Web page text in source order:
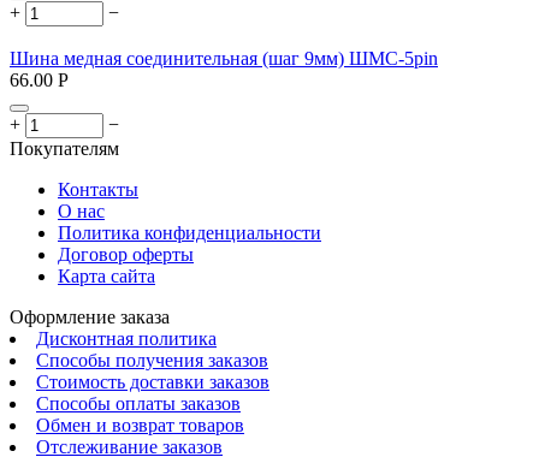
+ −
Шина медная соединительная (шаг 9мм) ШМС-5pin
66.00 Р
+
−
Покупателям
Контакты
О нас
Политика конфиденциальности
Договор оферты
Карта сайта
Оформление заказа
Дисконтная политика
Способы получения заказов
Стоимость доставки заказов
Способы оплаты заказов
Обмен и возврат товаров
Отслеживание заказов